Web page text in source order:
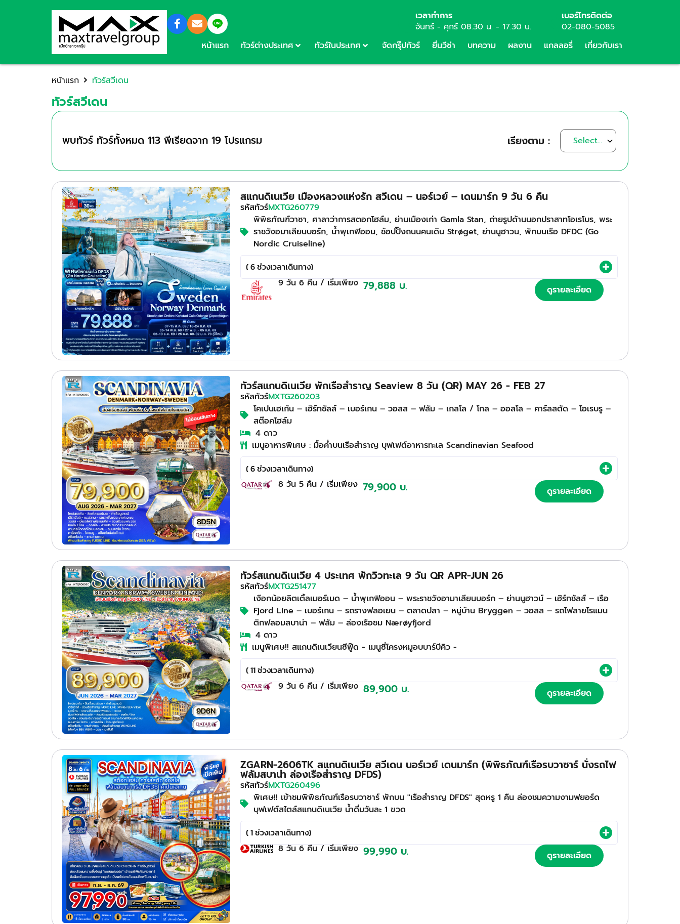
เวลาทำการ
จันทร์ - ศุกร์ 08.30 น. - 17.30 น.
เบอร์โทรติดต่อ
02-080-5085
หน้าแรก
ทัวร์ต่างประเทศ ทัวร์ในประเทศ จัดกรุ๊ปทัวร์ ยื่นวีซ่า บทความ ผลงาน แกลลอรี่ เกี่ยวกับเรา
หน้าแรก ทัวร์สวีเดน
ทัวร์สวีเดน
พบทัวร์ ทัวร์ทั้งหมด 113 พีเรียดจาก 19 โปรแกรม เรียงตาม :
สแกนดิเนเวีย เมืองหลวงแห่งรัก สวีเดน – นอร์เวย์ – เดนมาร์ก 9 วัน 6 คืน
รหัสทัวร์MXTG260779
พิพิธภัณฑ์วาซา, ศาลาว่าการสตอกโฮล์ม, ย่านเมืองเก่า Gamla Stan, ถ่ายรูปด้านนอกปราสาทโอเรโบร, พระ
ราชวังอมาเลียนบอร์ก, นํ้าพุเกฟิออน, ช้อปป้ิงถนนคนเดิน Strøget, ย่านนูฮาวน, พักบนเรือ DFDC (Go
Nordic Cruiseline)
( 6 ช่วงเวลาเดินทาง)
9 วัน 6 คืน / เริ่มเพียง 79,888 บ. ดูรายละเอียด
ทัวร์สแกนดิเนเวีย พักเรือสำราญ Seaview 8 วัน (QR) MAY 26 - FEB 27
รหัสทัวร์MXTG260203
โคเปนเฮเก้น – เฮิร์ทชัลส์ – เบอร์เกน – วอสส – ฟลัม – เกลโล / โกล – ออสโล – คาร์ลสตัด – โอเรบรู –
สต๊อคโฮล์ม
4 ดาว
เมนูอาหารพิเศษ : มื้อค่ำบนเรือสำราญ บุฟเฟต์อาหารทะเล Scandinavian Seafood
( 6 ช่วงเวลาเดินทาง)
8 วัน 5 คืน / เริ่มเพียง 79,900 บ. ดูรายละเอียด
ทัวร์สแกนดิเนเวีย 4 ประเทศ พักวิวทะเล 9 วัน QR APR-JUN 26
รหัสทัวร์MXTG251477
เงือกน้อยลิตเติ้ลเมอร์เมด – น้ำพุเกฟิออน – พระราชวังอามาเลียนบอร์ก – ย่านนูฮาวน์ – เฮิร์ทชัลส์ – เรือ
Fjord Line – เบอร์เกน – รถรางฟลอเยน – ตลาดปลา – หมู่บ้าน Bryggen – วอสส – รถไฟสายโรแมน
ติกฟลอมสบาน่า – ฟลัม – ล่องเรือชม Nærøyfjord
4 ดาว
เมนูพิเศษ!! สแกนดิเนเวียนซีฟู๊ด - เมนูซี่โครงหมูอบบาร์บีคิว -
( 11 ช่วงเวลาเดินทาง)
9 วัน 6 คืน / เริ่มเพียง 89,900 บ. ดูรายละเอียด
ZGARN-2606TK สแกนดิเนเวีย สวีเดน นอร์เวย์ เดนมาร์ก (พิพิธภัณฑ์เรือรบวาซาร์ นั่งรถไฟ
ฟลัมสบาน่า ล่องเรือสำราญ DFDS)
รหัสทัวร์MXTG260496
พิเศษ!! เข้าชมพิพิธภัณฑ์เรือรบวาซาร์ พักบน "เรือสำราญ DFDS" สุดหรู 1 คืน ล่องชมความงามฟยอร์ด
บุฟเฟต์สไตล์สแกนดิเนเวีย น้ำดื่มวันละ 1 ขวด
( 1 ช่วงเวลาเดินทาง)
8 วัน 6 คืน / เริ่มเพียง 99,990 บ. ดูรายละเอียด